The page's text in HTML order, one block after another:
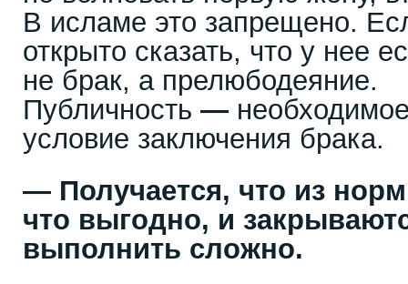
В исламе это запрещено.
открыто сказать, что у нее
не брак, а прелюбодеяние.
Публичность —
условие заключения брака.
— Получается, что из
что выгодно, и
выполнить сложно.